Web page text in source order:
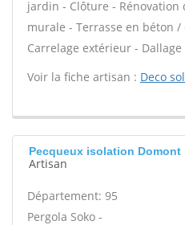
jardin - Clôture - Rénovation
murale - Terrasse en béton /
Carrelage extérieur -
Voir la fiche artisan : Deco
Pecqueux isolation Domont
Artisan
Département: 95
Pergola Soko -